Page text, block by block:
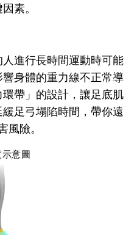
素。
進行長時間運動時可能
身體的重力線不正常導
帶」的設計，讓足底肌
足弓塌陷時間，帶你遠
風險。
意圖